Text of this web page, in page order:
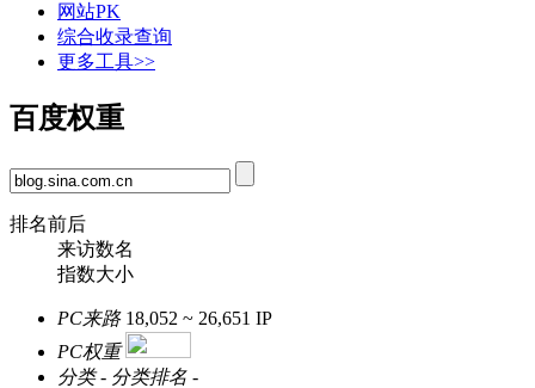
网站PK
综合收录查询
更多工具>>
百度权重
排名前后
来访数名
指数大小
PC来路 18,052 ~ 26,651 IP
PC权重
分类 - 分类排名 -